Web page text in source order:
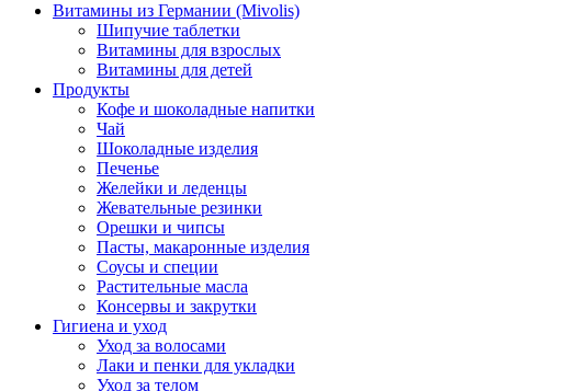
Витамины из Германии (Mivolis)
Шипучие таблетки
Витамины для взрослых
Витамины для детей
Продукты
Кофе и шоколадные напитки
Чай
Шоколадные изделия
Печенье
Желейки и леденцы
Жевательные резинки
Орешки и чипсы
Пасты, макаронные изделия
Соусы и специи
Растительные масла
Консервы и закрутки
Гигиена и уход
Уход за волосами
Лаки и пенки для укладки
Уход за телом